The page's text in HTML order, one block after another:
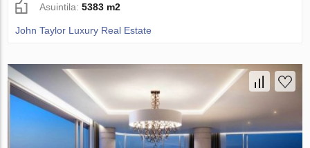
Asuintila:5383 m2
John Taylor Luxury Real Estate